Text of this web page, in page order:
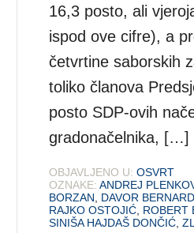
16,3 posto, ali
ispod ove cifre), a
četvrtine saborskih
toliko članova
posto SDP-ovih
gradonačelnika, […]
OBJAVLJENO U: OSVRT
OZNAKE: ANDREJ
BORZAN
DAVOR
RAJKO OSTOJIĆ ROBERT
SINIŠA HAJDAŠ DONČIĆ ,